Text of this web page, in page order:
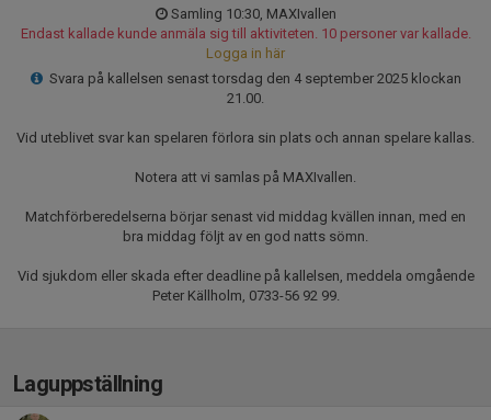
Samling 10:30, MAXIvallen
Endast kallade kunde anmäla sig till aktiviteten. 10 personer var kallade.
Logga in här
Svara på kallelsen senast torsdag den 4 september 2025 klockan
21.00.
Vid uteblivet svar kan spelaren förlora sin plats och annan spelare kallas.
Notera att vi samlas på MAXIvallen.
Matchförberedelserna börjar senast vid middag kvällen innan, med en
bra middag följt av en god natts sömn.
Vid sjukdom eller skada efter deadline på kallelsen, meddela omgående
Peter Källholm, 0733-56 92 99.
Laguppställning